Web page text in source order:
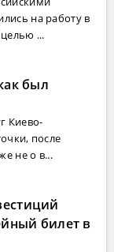
на работу в
...
был
Киево-
после
не о в...
билет в